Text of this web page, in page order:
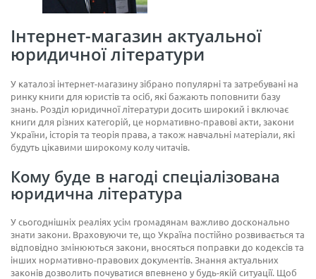
Інтернет-магазин актуальної
юридичної літератури
У каталозі інтернет-магазину зібрано популярні та затребувані на
ринку книги для юристів та осіб, які бажають поповнити базу
знань. Розділ юридичної літератури досить широкий і включає
книги для різних категорій, це нормативно-правові акти, закони
України, історія та теорія права, а також навчальні матеріали, які
будуть цікавими широкому колу читачів.
Кому буде в нагоді спеціалізована
юридична література
У сьогоднішніх реаліях усім громадянам важливо досконально
знати закони. Враховуючи те, що Україна постійно розвивається та
відповідно змінюються закони, вносяться поправки до кодексів та
інших нормативно-правових документів. Знання актуальних
законів дозволить почуватися впевнено у будь-якій ситуації. Щоб